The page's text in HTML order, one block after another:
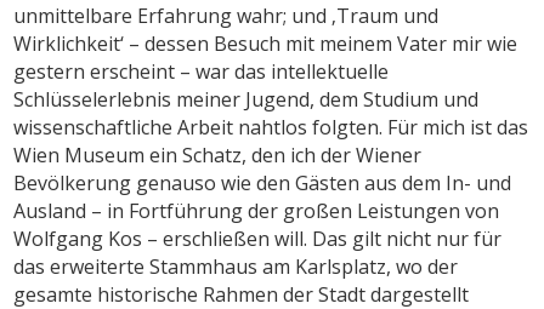
unmittelbare Erfahrung wahr; und ‚Traum und
Wirklichkeit‘ – dessen Besuch mit meinem Vater mir wie
gestern erscheint – war das intellektuelle
Schlüsselerlebnis meiner Jugend, dem Studium und
wissenschaftliche Arbeit nahtlos folgten. Für mich ist das
Wien Museum ein Schatz, den ich der Wiener
Bevölkerung genauso wie den Gästen aus dem In- und
Ausland – in Fortführung der großen Leistungen von
Wolfgang Kos – erschließen will. Das gilt nicht nur für
das erweiterte Stammhaus am Karlsplatz, wo der
gesamte historische Rahmen der Stadt dargestellt